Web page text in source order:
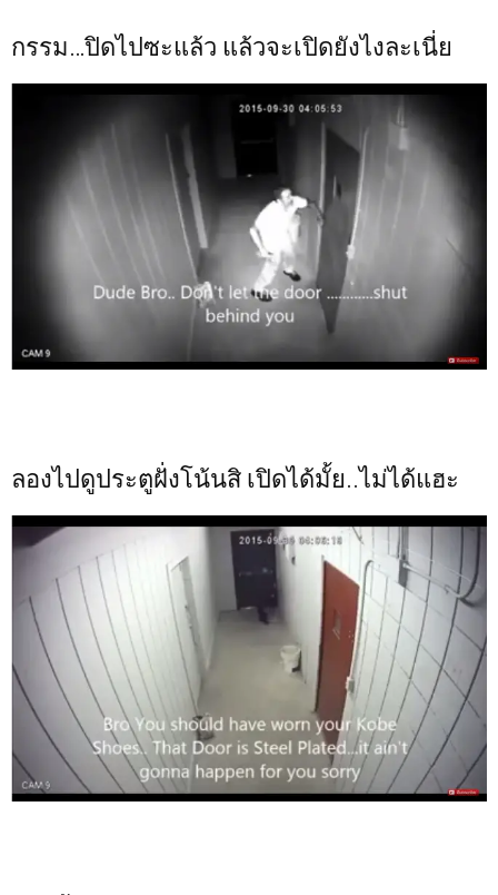
กรรม…ปิดไปซะแล้ว แล้วจะเปิดยังไงละเนี่ย
ลองไปดูประตูฝั่งโน้นสิ เปิดได้มั้ย..ไม่ได้แฮะ